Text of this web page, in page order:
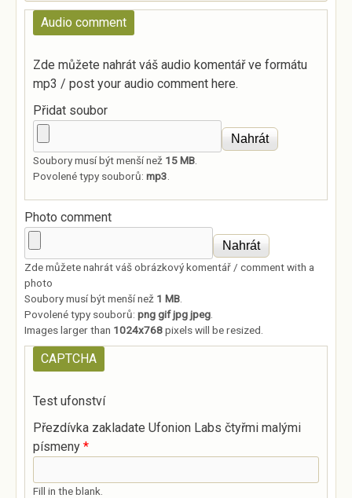
Audio comment
Zde můžete nahrát váš audio komentář ve formátu
mp3 / post your audio comment here.
Přidat soubor
Soubory musí být menší než 15 MB
Povolené typy souborů: mp3
Photo comment
Zde můžete nahrát váš obrázkový komentář / comment with a
photo
Soubory musí být menší než 1 MB
Povolené typy souborů: png gif jpg jpeg
Images larger than 1024x768pixels will be resized.
CAPTCHA
Test ufonství
Přezdívka zakladate Ufonion Labs čtyřmi malými
písmeny *
Fill in the blank.